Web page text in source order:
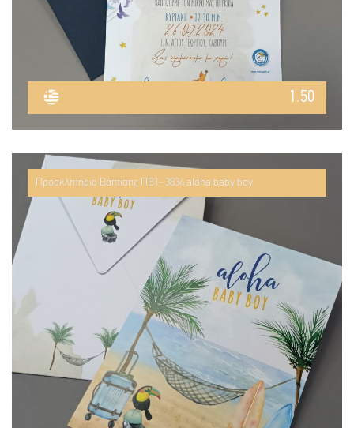
1.50
Προσκλητήριο Βάπτισης ΠΒ1- 3834 aloha baby boy